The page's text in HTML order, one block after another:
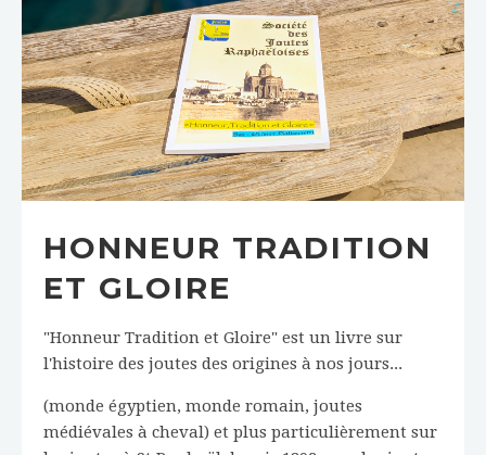
HONNEUR TRADITION
ET GLOIRE
"Honneur Tradition et Gloire" est un livre sur
l'histoire des joutes des origines à nos jours...
(monde égyptien, monde romain, joutes
médiévales à cheval) et plus particulièrement sur